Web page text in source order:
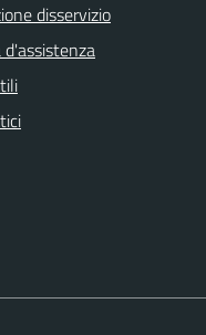
disservizio
d'assistenza